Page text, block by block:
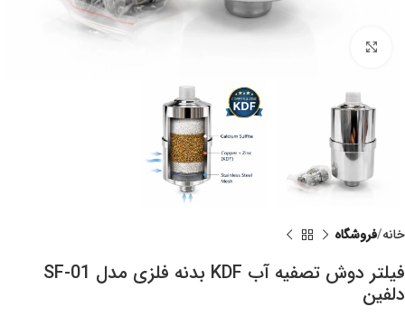
خانه فروشگاه
فیلتر دوش تصفیه آب KDF بدنه فلزی مدل SF-01
دلفین